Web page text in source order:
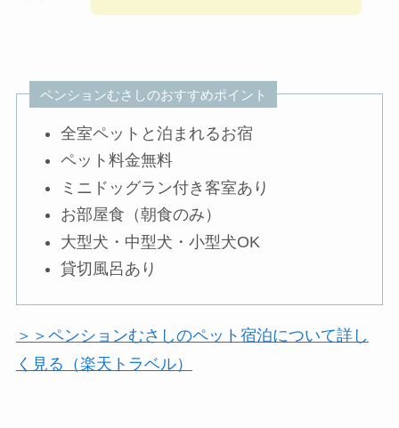
ペンションむさしのおすすめポイント
全室ペットと泊まれるお宿
ペット料金無料
ミニドッグラン付き客室あり
お部屋食（朝食のみ）
大型犬・中型犬・小型犬OK
貸切風呂あり
＞＞ペンションむさしのペット宿泊について詳し
く見る（楽天トラベル）